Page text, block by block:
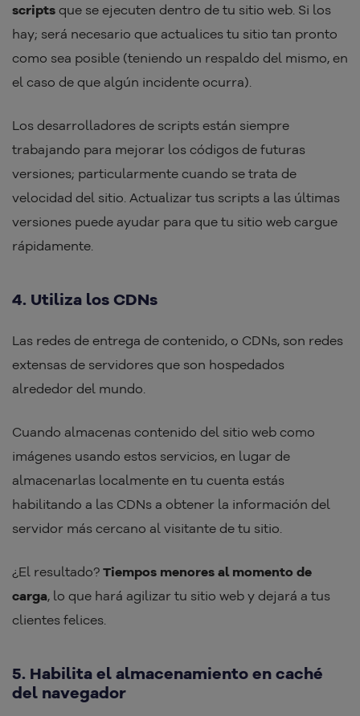
scripts que se ejecuten dentro de tu sitio web. Si los
hay; será necesario que actualices tu sitio tan pronto
como sea posible (teniendo un respaldo del mismo, en
el caso de que algún incidente ocurra).
Los desarrolladores de scripts están siempre
trabajando para mejorar los códigos de futuras
versiones; particularmente cuando se trata de
velocidad del sitio. Actualizar tus scripts a las últimas
versiones puede ayudar para que tu sitio web cargue
rápidamente.
4. Utiliza los CDNs
Las redes de entrega de contenido, o CDNs, son redes
extensas de servidores que son hospedados
alrededor del mundo.
Cuando almacenas contenido del sitio web como
imágenes usando estos servicios, en lugar de
almacenarlas localmente en tu cuenta estás
habilitando a las CDNs a obtener la información del
servidor más cercano al visitante de tu sitio.
¿El resultado? Tiempos menores al momento de
carga, lo que hará agilizar tu sitio web y dejará a tus
clientes felices.
5. Habilita el almacenamiento en caché
del navegador